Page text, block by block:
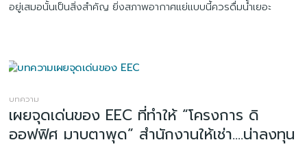
อยู่เสมอนั้นเป็นสิ่งสำคัญ ยิ่งสภาพอากาศแย่แบบนี้ควรดื่มน้ำเยอะ
บทความ
เผยจุดเด่นของ EEC ที่ทำให้ “โครงการ ดิ
ออฟฟิศ มาบตาพุด” สำนักงานให้เช่า….น่าลงทุน